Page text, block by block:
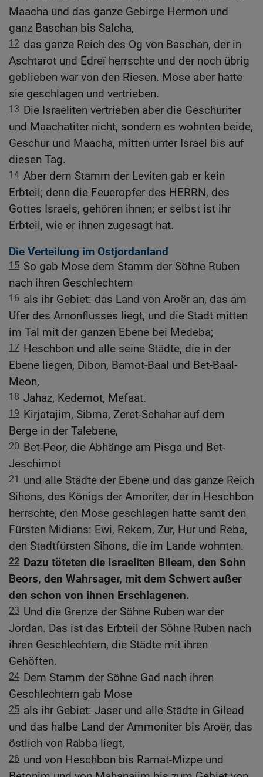
Maacha und das ganze Gebirge Hermon und
ganz Baschan bis Salcha,
12 das ganze Reich des Og von Baschan, der in
Aschtarot und Edreï herrschte und der noch übrig
geblieben war von den Riesen. Mose aber hatte
sie geschlagen und vertrieben.
13 Die Israeliten vertrieben aber die Geschuriter
und Maachatiter nicht, sondern es wohnten beide,
Geschur und Maacha, mitten unter Israel bis auf
diesen Tag.
14 Aber dem Stamm der Leviten gab er kein
Erbteil; denn die Feueropfer des HERRN, des
Gottes Israels, gehören ihnen; er selbst ist ihr
Erbteil, wie er ihnen zugesagt hat.
Die Verteilung im Ostjordanland
15 So gab Mose dem Stamm der Söhne Ruben
nach ihren Geschlechtern
16 als ihr Gebiet: das Land von Aroër an, das am
Ufer des Arnonflusses liegt, und die Stadt mitten
im Tal mit der ganzen Ebene bei Medeba;
17 Heschbon und alle seine Städte, die in der
Ebene liegen, Dibon, Bamot-Baal und Bet-Baal-
Meon,
18 Jahaz, Kedemot, Mefaat.
19 Kirjatajim, Sibma, Zeret-Schahar auf dem
Berge in der Talebene,
20 Bet-Peor, die Abhänge am Pisga und Bet-
Jeschimot
21
und alle Städte der Ebene und das ganze Reich
Sihons, des Königs der Amoriter, der in Heschbon
herrschte, den Mose geschlagen hatte samt den
Fürsten Midians: Ewi, Rekem, Zur, Hur und Reba,
den Stadtfürsten Sihons, die im Lande wohnten.
22 Dazu töteten die Israeliten Bileam, den Sohn
Beors, den Wahrsager, mit dem Schwert außer
den schon von ihnen Erschlagenen.
23 Und die Grenze der Söhne Ruben war der
Jordan. Das ist das Erbteil der Söhne Ruben nach
ihren Geschlechtern, die Städte mit ihren
Gehöften.
24 Dem Stamm der Söhne Gad nach ihren
Geschlechtern gab Mose
25 als ihr Gebiet: Jaser und alle Städte in Gilead
und das halbe Land der Ammoniter bis Aroër, das
östlich von Rabba liegt,
26 und von Heschbon bis Ramat-Mizpe und